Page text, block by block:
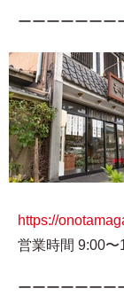
ーーーーーーー
https://
営業時間 9:00〜
ーーーーーーー